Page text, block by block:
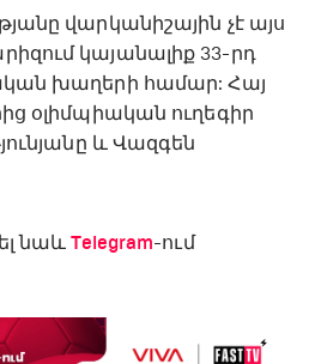
վարկանիշային չէ այս
կայանալիք 33-րդ
խաղերի համար: Հայ
օլիմպիական ուղեգիր
և Վազգեն
նաև Telegram-ում